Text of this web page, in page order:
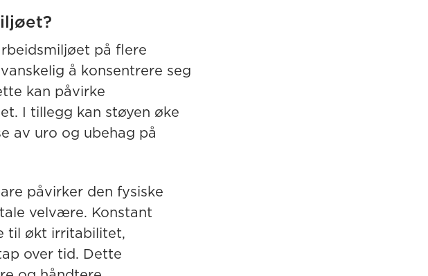
på flere
å konsentrere seg
kan påvirke
I tillegg kan støyen øke
av uro og ubehag på
påvirker den fysiske
velvære. Konstant
til økt irritabilitet,
over tid. Dette